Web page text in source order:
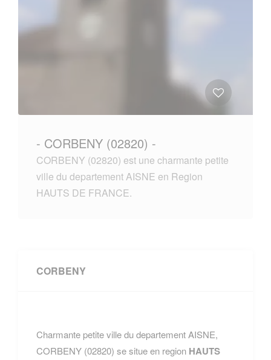
- CORBENY (02820) -
CORBENY (02820) est une charmante petite
ville du departement AISNE en Region
HAUTS DE FRANCE.
CORBENY
Charmante petite ville du departement AISNE,
CORBENY (02820) se situe en region HAUTS